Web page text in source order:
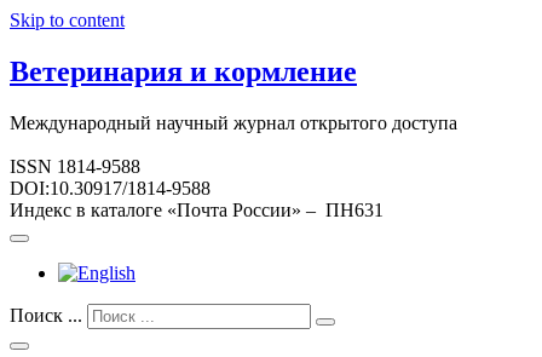
Skip to content
Ветеринария и кормление
Международный научный журнал открытого доступа
ISSN 1814-9588
DOI:10.30917/1814-9588
Индекс в каталоге «Почта России» – ПН631
Поиск ...